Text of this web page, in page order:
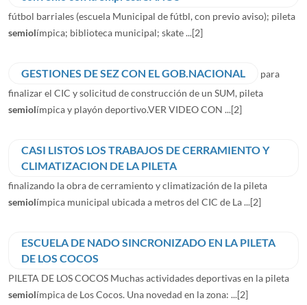
fútbol barriales (escuela Municipal de fútbl, con previo aviso); pileta
semiolímpica; biblioteca municipal; skate ...[2]
GESTIONES DE SEZ CON EL GOB.NACIONAL
para
finalizar el CIC y solicitud de construcción de un SUM, pileta
semiolímpica y playón deportivo.VER VIDEO CON ...[2]
CASI LISTOS LOS TRABAJOS DE CERRAMIENTO Y
CLIMATIZACION DE LA PILETA
finalizando la obra de cerramiento y climatización de la pileta
semiolímpica municipal ubicada a metros del CIC de La ...[2]
ESCUELA DE NADO SINCRONIZADO EN LA PILETA
DE LOS COCOS
PILETA DE LOS COCOS Muchas actividades deportivas en la pileta
semiolímpica de Los Cocos. Una novedad en la zona: ...[2]